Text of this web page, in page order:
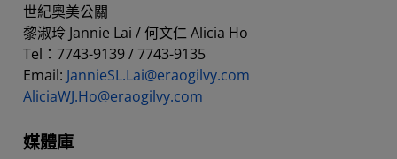
世紀奧美公關
黎淑玲 Jannie Lai / 何文仁 Alicia Ho
Tel：7743-9139 / 7743-9135
Email: JannieSL.Lai@eraogilvy.com
AliciaWJ.Ho@eraogilvy.com
媒體庫